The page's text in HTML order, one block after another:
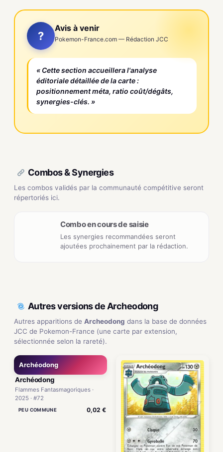
?
Avis à venir
Pokemon-France.com — Rédaction JCC
« Cette section accueillera l'analyse
éditoriale détaillée de la carte :
positionnement méta, ratio coût/dégâts,
synergies-clés. »
Combos & Synergies
Les combos validés par la communauté compétitive seront
répertoriés ici.
Combo en cours de saisie
Les synergies recommandées seront
ajoutées prochainement par la rédaction.
Autres versions de Archeodong
Autres apparitions de Archeodong dans la base de données
JCC de Pokemon-France (une carte par extension,
sélectionnée selon la rareté).
Archéodong
Archéodong
Flammes Fantasmagoriques ·
2025 · #72
PEU COMMUNE 0,02 €